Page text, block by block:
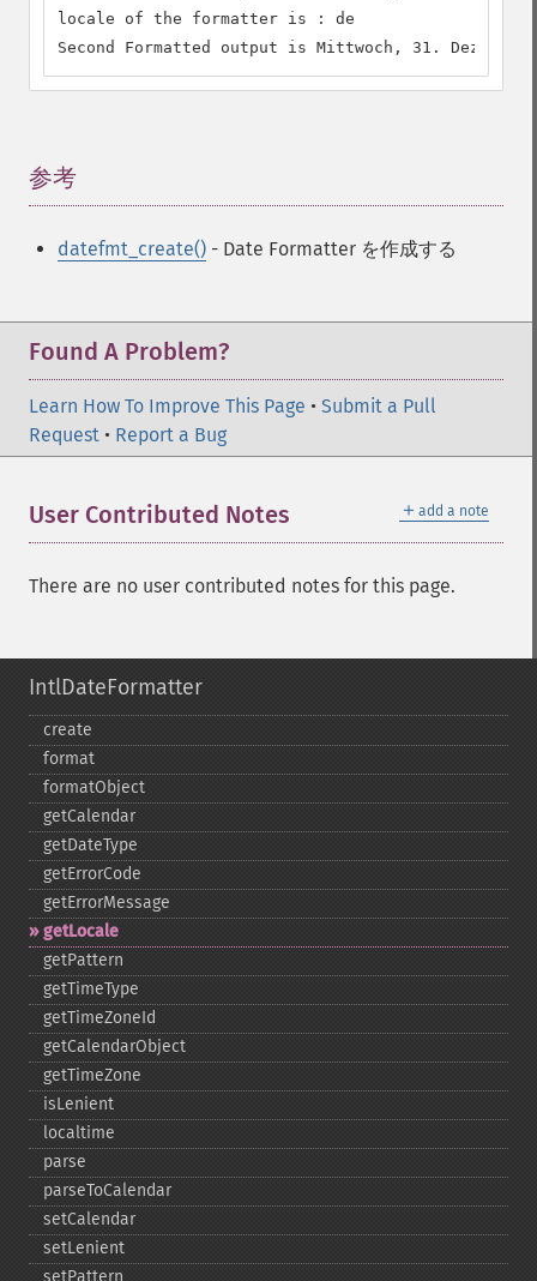
locale of the formatter is : de
Second Formatted output is Mittwoch, 31. Dezember
参考
datefmt_create() - Date Formatter を作成する
Found A Problem?
Learn How To Improve This Page • Submit a Pull
Request • Report a Bug
＋ add a note
User Contributed Notes
There are no user contributed notes for this page.
IntlDateFormatter
create
format
formatObject
getCalendar
getDateType
getErrorCode
getErrorMessage
getLocale
getPattern
getTimeType
getTimeZoneId
getCalendarObject
getTimeZone
isLenient
localtime
parse
parseToCalendar
setCalendar
setLenient
setPattern